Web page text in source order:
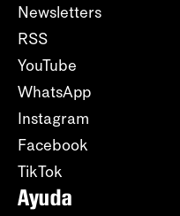
Newsletters
RSS
YouTube
WhatsApp
Instagram
Facebook
TikTok
Ayuda